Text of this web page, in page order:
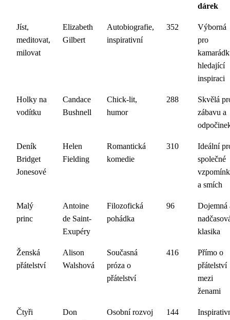
dárek
Jíst,
meditovat,
milovat
Elizabeth
Gilbert
Autobiografie,
inspirativní
352
Výborná
pro
hledající
inspiraci
Holky na
vodítku
Candace
Bushnell
Chick-lit,
humor
288
Skvělá
zábavu a
Deník
Bridget
Jonesové
Helen
Fielding
Romantická
komedie
310
Ideální
společné
a smích
Malý
princ
Antoine
de Saint-
Exupéry
Filozofická
pohádka
96
Dojemná
klasika
Ženská
přátelství
Alison
Walshová
Současná
próza o
přátelství
416
Přímo o
přátelství
mezi
ženami
Čtyři
Don
Osobní rozvoj 144